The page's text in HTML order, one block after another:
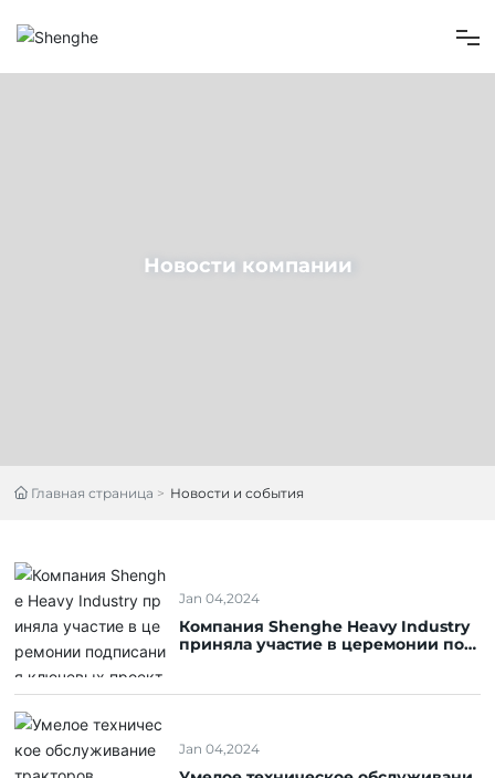
Новости компании
Главная страница Новости и события
Jan 04,2024
Компания Shenghe Heavy Industry
приняла участие в церемонии под
фестиваля воздушных змеев Weifa
Jan 04,2024